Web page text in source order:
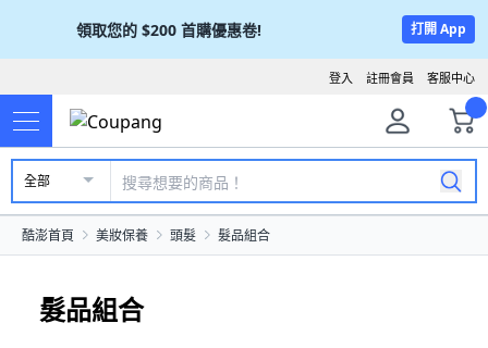
領取您的 $200 首購優惠卷! 打開 App
客服中心
註冊會員
登入
全部
酷澎首頁 美妝保養 頭髮 髮品組合
髮品組合